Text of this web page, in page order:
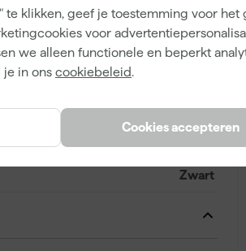
te klikken, geef je toestemming voor het
voor
we alleen functionele en beperkt
in ons cookiebeleid.
Cookies accepteren
Binnen
Zwart
Zwart